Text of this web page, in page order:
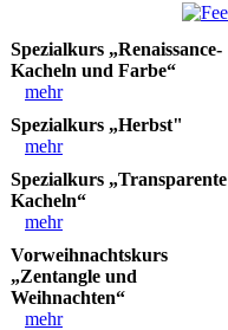
Spezialkurs „Renaissance-
Kacheln und Farbe“
mehr
Spezialkurs „Herbst"
mehr
Spezialkurs „Transparente
Kacheln“
mehr
Vorweihnachtskurs
„Zentangle und
Weihnachten“
mehr